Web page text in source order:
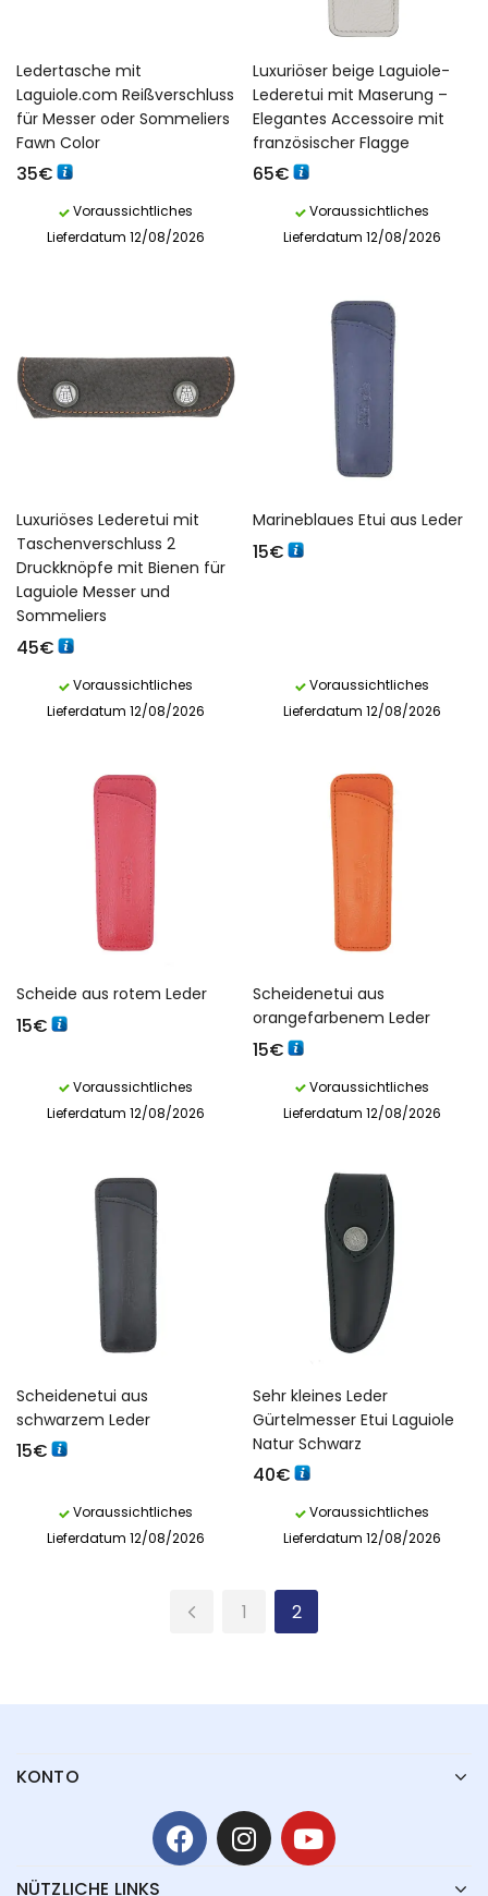
Ledertasche mit
Laguiole.com Reißverschluss
für Messer oder Sommeliers
Fawn Color
35€
Voraussichtliches
Lieferdatum 12/08/2026
Luxuriöser beige Laguiole-
Lederetui mit Maserung –
Elegantes Accessoire mit
französischer Flagge
65€
Voraussichtliches
Lieferdatum 12/08/2026
Luxuriöses Lederetui mit
Taschenverschluss 2
Druckknöpfe mit Bienen für
Laguiole Messer und
Sommeliers
45€
Voraussichtliches
Lieferdatum 12/08/2026
Marineblaues Etui aus Leder
15€
Voraussichtliches
Lieferdatum 12/08/2026
Scheide aus rotem Leder
15€
Voraussichtliches
Lieferdatum 12/08/2026
Scheidenetui aus
orangefarbenem Leder
15€
Voraussichtliches
Lieferdatum 12/08/2026
Scheidenetui aus
schwarzem Leder
15€
Voraussichtliches
Lieferdatum 12/08/2026
Sehr kleines Leder
Gürtelmesser Etui Laguiole
Natur Schwarz
40€
Voraussichtliches
Lieferdatum 12/08/2026
1 2
KONTO
NÜTZLICHE LINKS